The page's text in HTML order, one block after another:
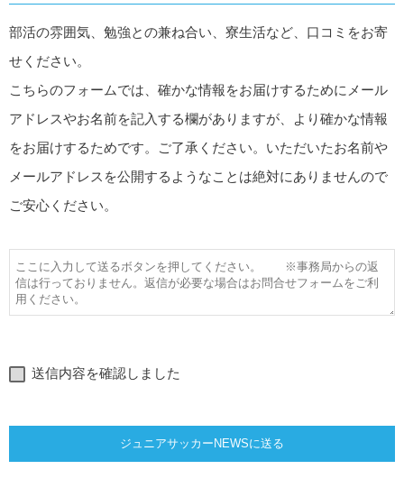
部活の雰囲気、勉強との兼ね合い、寮生活など、口コミをお寄
せください。
こちらのフォームでは、確かな情報をお届けするためにメール
アドレスやお名前を記入する欄がありますが、より確かな情報
をお届けするためです。ご了承ください。いただいたお名前や
メールアドレスを公開するようなことは絶対にありませんので
ご安心ください。
送信内容を確認しました